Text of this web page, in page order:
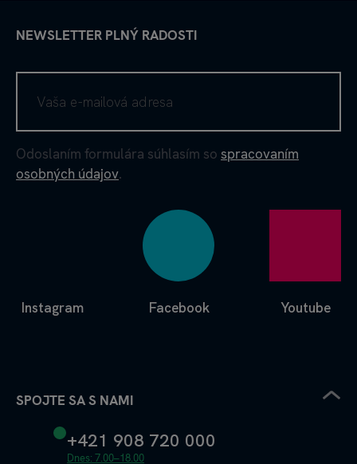
NEWSLETTER PLNÝ RADOSTI
Odoslaním formulára súhlasím so spracovaním
osobných údajov.
Facebook
Instagram Youtube
SPOJTE SA S NAMI
+421 908 720 000
Dnes: 7.00–18.00